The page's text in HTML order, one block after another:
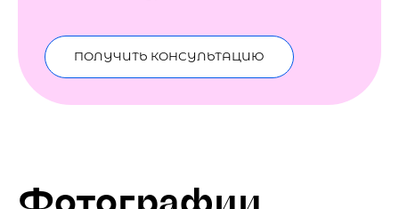
ПОЛУЧИТЬ КОНСУЛЬТАЦИЮ
Фотографии